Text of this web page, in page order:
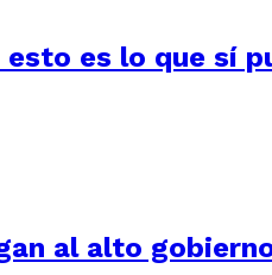
es lo que sí
al alto